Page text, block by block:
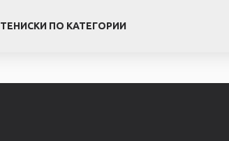
ТЕНИСКИ ПО КАТЕГОРИИ